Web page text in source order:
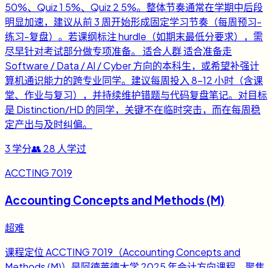
50%、Quiz 1 5%、Quiz 2 5%。整体节奏通常在学期中后段
明显加速，建议从前 3 周开始形成固定学习节奏（每周预习-
练习-复盘）。若课纲标注 hurdle（如期末最低分要求），需
尽早针对考试部分做专项准备。 适合人群 适合准备走
Software / Data / AI / Cyber 方向的本科生，或希望补强计
算机通识能力的跨专业同学。建议每周投入 8-12 小时（含课
堂、作业与复习），并持续维护错题与代码复盘笔记。对目标
是 Distinction/HD 的同学，关键不在临时突击，而在每周稳
定产出与及时纠偏。
3 学分👥 28 人学过
ACCTING 7019
Accounting Concepts and Methods (M)
超难
课程定位 ACCTING 7019（Accounting Concepts and